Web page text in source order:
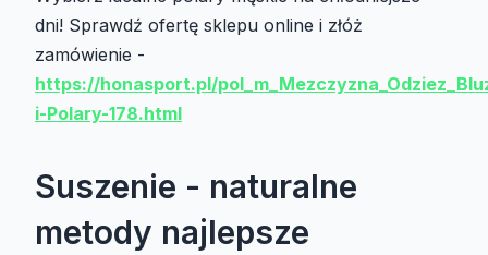
dni! Sprawdź ofertę sklepu online i złóż
zamówienie -
https://honasport.pl/
i-Polary-178.html
Suszenie - naturalne
metody najlepsze